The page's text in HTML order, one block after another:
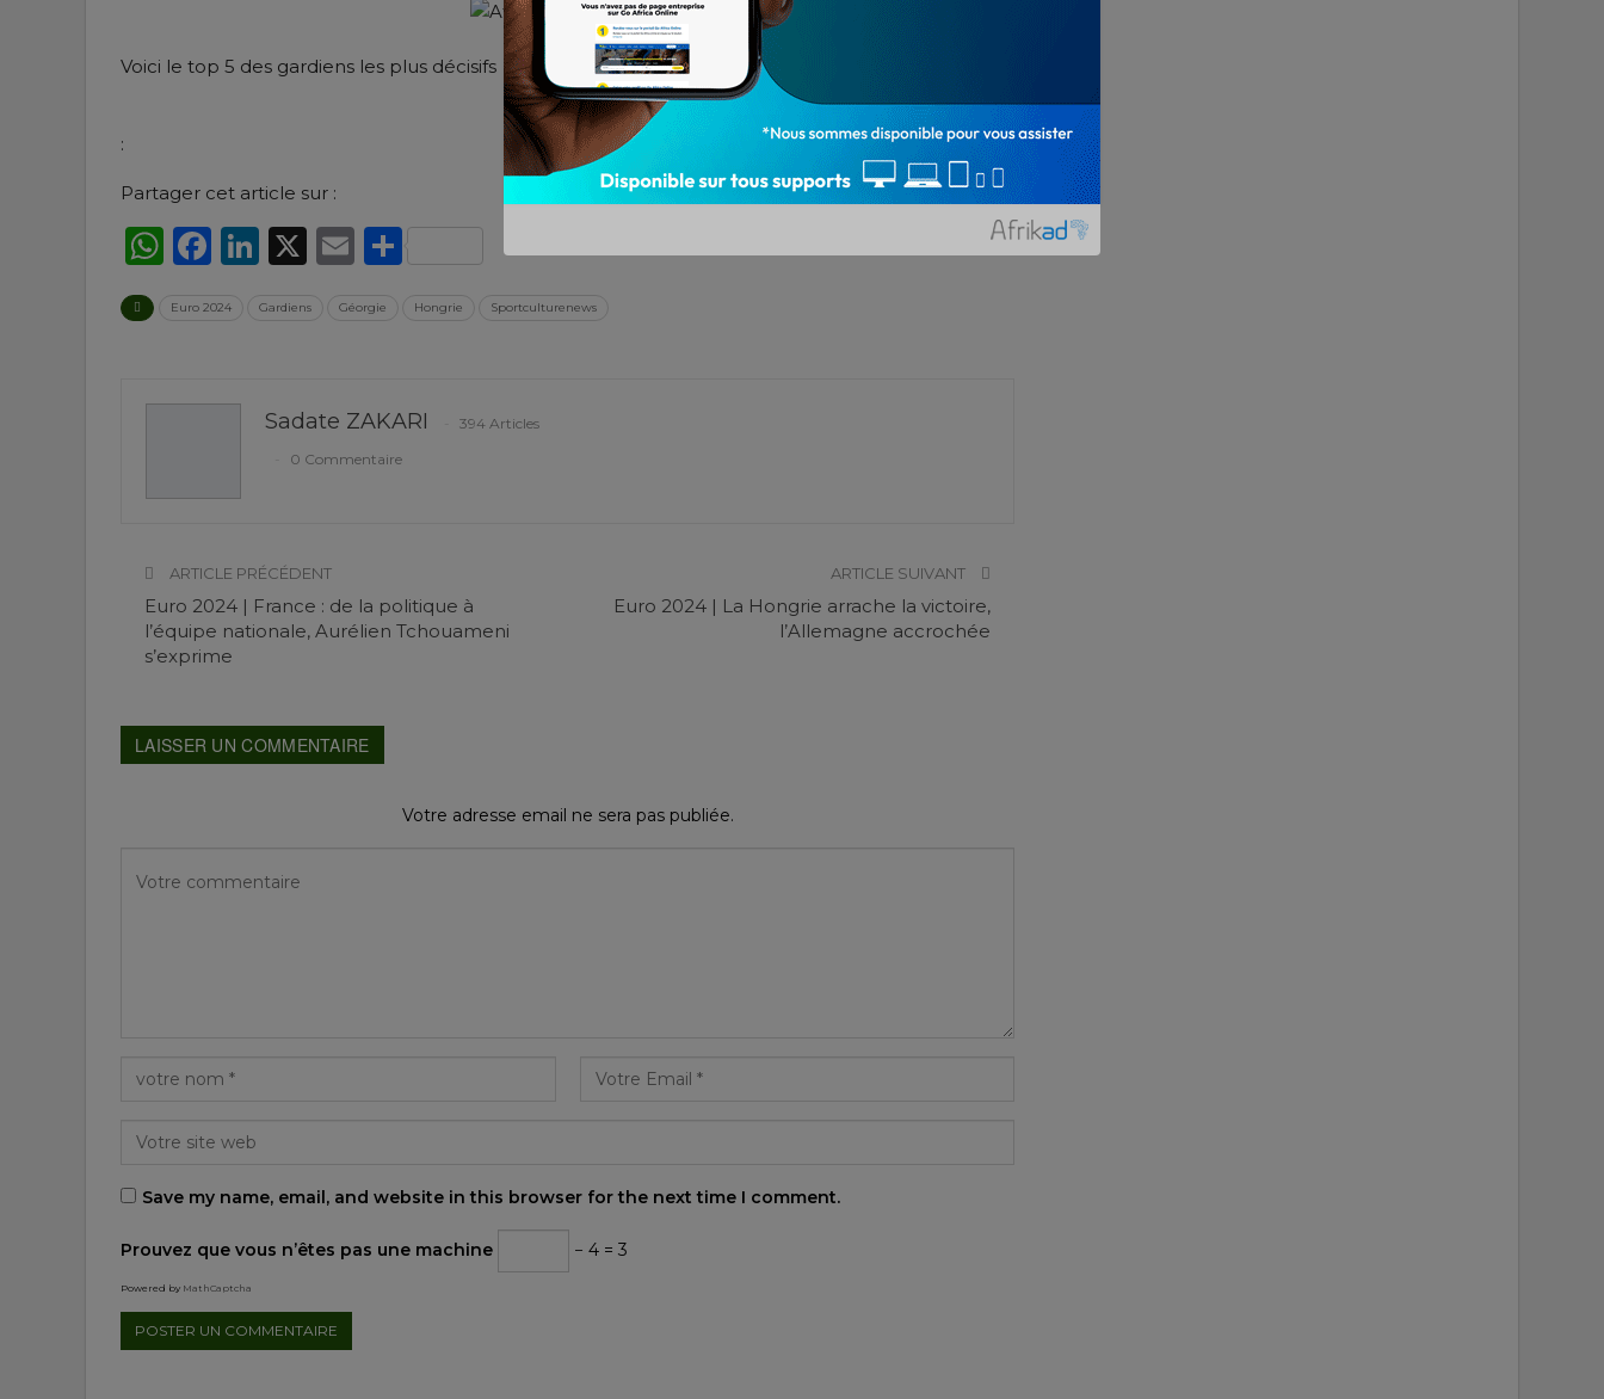
Voici le top 5 des gardiens les plus décisifs
:
Partager cet article sur :
WhatsApp
Facebook
LinkedIn
X EmailPartager
Euro 2024 Gardiens Géorgie Hongrie Sportculturenews
Sadate ZAKARI
394 Articles
0 Commentaire
ARTICLE PRÉCÉDENT
Euro 2024 | France : de la politique à
l’équipe nationale, Aurélien Tchouameni
s’exprime
ARTICLE SUIVANT
Euro 2024 | La Hongrie arrache la victoire,
l’Allemagne accrochée
LAISSER UN COMMENTAIRE
Votre adresse email ne sera pas publiée.
Save my name, email, and website in this browser for the next time I comment.
Prouvez que vous n’êtes pas une machine − 4 = 3
Powered by MathCaptcha